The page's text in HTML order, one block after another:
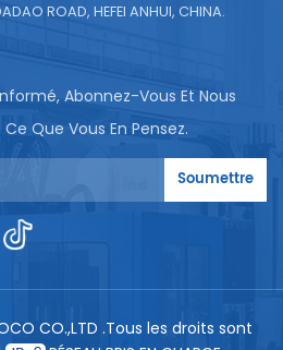
ROAD, HEFEI ANHUI, CHINA.
Abonnez-Vous Et Nous
Que Vous En Pensez.
Soumettre
CO.,LTD .Tous les droits sont